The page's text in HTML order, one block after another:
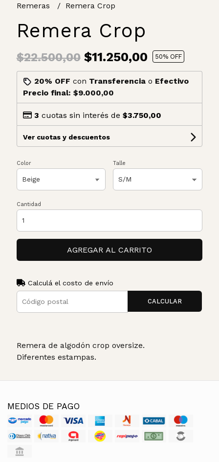
Remeras
Remera Crop
Remera Crop
$22.500,00$11.250,00 50% OFF
20% OFF con Transferenciao Efectivo
Precio final: $9.000,00
3 cuotas sin interés de $3.750,00
Ver cuotas y descuentos
Color Talle
Cantidad
AGREGAR AL CARRITO
Calculá el costo de envío
CALCULAR
Remera de algodón crop oversize.
Diferentes estampas.
MEDIOS DE PAGO